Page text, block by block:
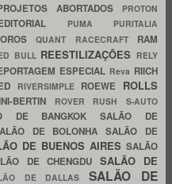
ABORTADOS PROTON
PUMA PURITALIA
QUANT RACECRAFT RAM
BULL REESTILIZAÇÕES RELY
ESPECIAL Reva RIICH
RIVERSIMPLE ROEWE ROLLS
BERTIN ROVER RUSH S-AUTO
DE BANGKOKSALÃO DE
DE BOLONHASALÃO DE
DE BUENOS AIRES SALÃO
DE CHENGDU SALÃO DE
DE DALLASSALÃO DE